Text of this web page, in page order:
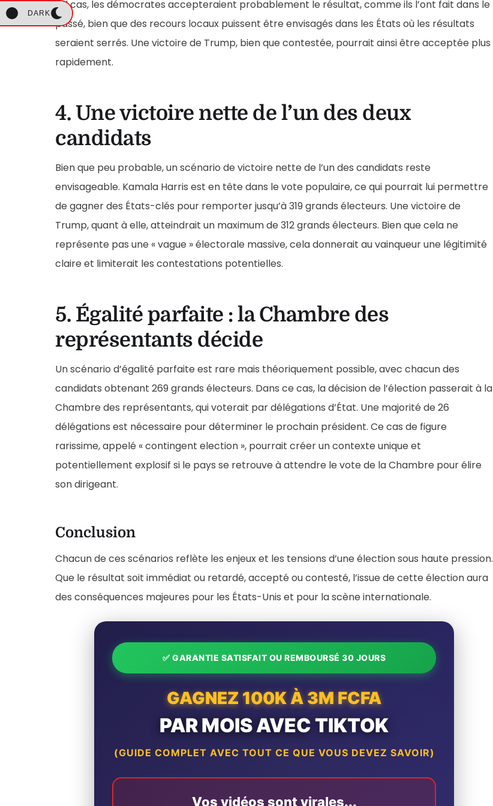
DARK
tel cas, les démocrates accepteraient probablement le résultat, comme ils l’ont fait dans le
passé, bien que des recours locaux puissent être envisagés dans les États où les résultats
seraient serrés. Une victoire de Trump, bien que contestée, pourrait ainsi être acceptée plus
rapidement.
4. Une victoire nette de l’un des deux
candidats
Bien que peu probable, un scénario de victoire nette de l’un des candidats reste
envisageable. Kamala Harris est en tête dans le vote populaire, ce qui pourrait lui permettre
de gagner des États-clés pour remporter jusqu’à 319 grands électeurs. Une victoire de
Trump, quant à elle, atteindrait un maximum de 312 grands électeurs. Bien que cela ne
représente pas une « vague » électorale massive, cela donnerait au vainqueur une légitimité
claire et limiterait les contestations potentielles.
5. Égalité parfaite : la Chambre des
représentants décide
Un scénario d’égalité parfaite est rare mais théoriquement possible, avec chacun des
candidats obtenant 269 grands électeurs. Dans ce cas, la décision de l’élection passerait à la
Chambre des représentants, qui voterait par délégations d’État. Une majorité de 26
délégations est nécessaire pour déterminer le prochain président. Ce cas de figure
rarissime, appelé « contingent election », pourrait créer un contexte unique et
potentiellement explosif si le pays se retrouve à attendre le vote de la Chambre pour élire
son dirigeant.
Conclusion
Chacun de ces scénarios reflète les enjeux et les tensions d’une élection sous haute pression.
Que le résultat soit immédiat ou retardé, accepté ou contesté, l’issue de cette élection aura
des conséquences majeures pour les États-Unis et pour la scène internationale.
✅ GARANTIE SATISFAIT OU REMBOURSÉ 30 JOURS
GAGNEZ 100K À 3M FCFA
PAR MOIS AVEC TIKTOK
(GUIDE COMPLET AVEC TOUT CE QUE VOUS DEVEZ SAVOIR)
Vos vidéos sont virales...